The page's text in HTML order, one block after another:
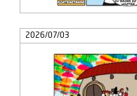
2026/07/03